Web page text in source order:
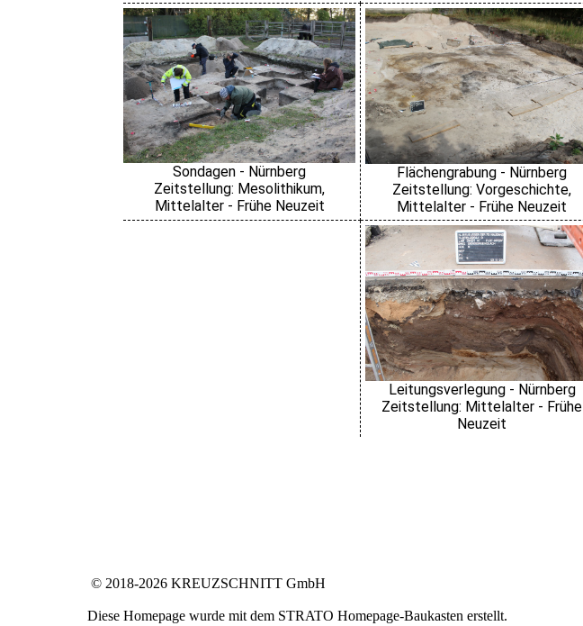
Sondagen - Nürnberg
Zeitstellung: Mesolithikum,
Mittelalter - Frühe Neuzeit
Flächengrabung - Nürnberg
Zeitstellung: Vorgeschichte,
Mittelalter - Frühe Neuzeit
Leitungsverlegung - Nürnberg
Zeitstellung: Mittelalter - Frühe
Neuzeit
© 2018-2026 KREUZSCHNITT GmbH
Diese Homepage wurde mit dem STRATO Homepage-Baukasten erstellt.